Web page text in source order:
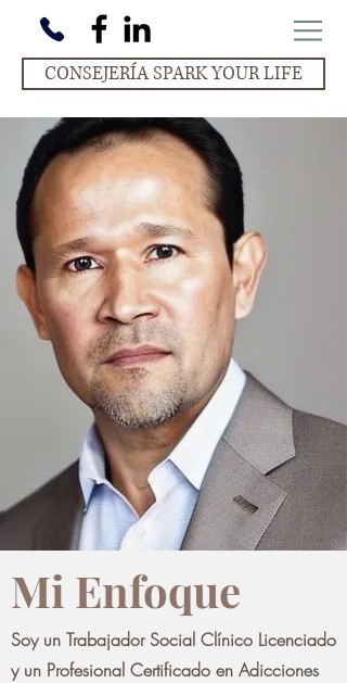
CONSEJERÍA SPARK YOUR LIFE
Mi Enfoque
Soy un Trabajador Social Clínico Licenciado
y un Profesional Certificado en Adicciones